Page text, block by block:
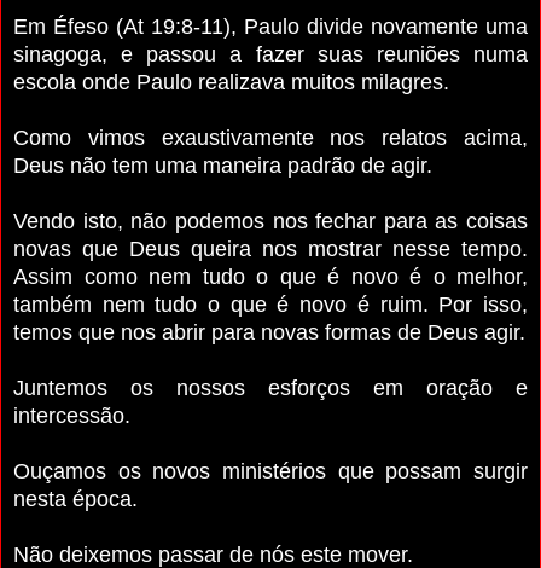
Em Éfeso (At 19:8-11), Paulo divide novamente uma
sinagoga, e passou a fazer suas reuniões numa
escola onde Paulo realizava muitos milagres.
Como vimos exaustivamente nos relatos acima,
Deus não tem uma maneira padrão de agir.
Vendo isto, não podemos nos fechar para as coisas
novas que Deus queira nos mostrar nesse tempo.
Assim como nem tudo o que é novo é o melhor,
também nem tudo o que é novo é ruim. Por isso,
temos que nos abrir para novas formas de Deus agir.
Juntemos os nossos esforços em oração e
intercessão.
Ouçamos os novos ministérios que possam surgir
nesta época.
Não deixemos passar de nós este mover.